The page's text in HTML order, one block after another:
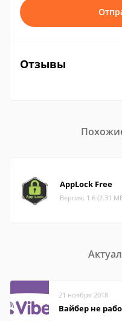
Отзывы
AppLock Free
Версия: 1.6 (2.31
21 ноября 2018
Вайбер не